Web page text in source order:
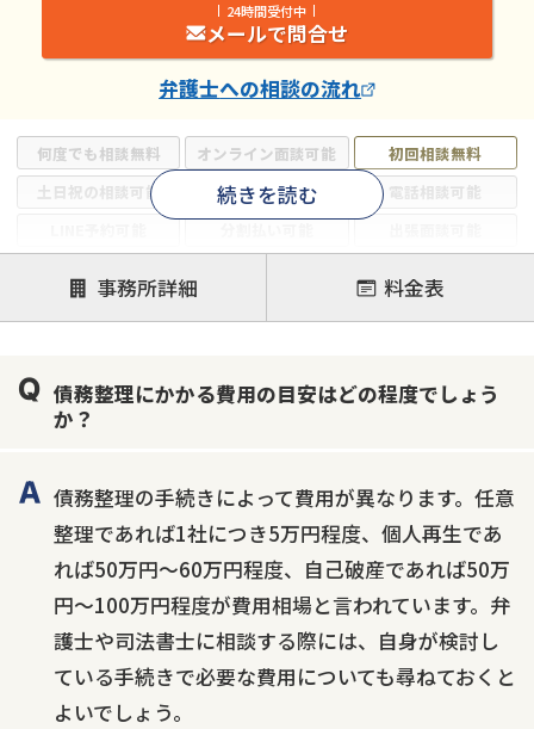
何度でも相談無料 オンライン面談可能
初回相談無料
土日祝の相談可能
19時以降電話可能
電話相談可能
個人再生
時効援用
過払い金返還請求
会社破産・法人破産
続きを読む
24時間受付中
メールで問合せ
弁護士への相談の流れ
事務所詳細 料金表
債務整理にかかる費用の目安はどの程度でしょう
か？
債務整理の手続きによって費用が異なります。任意
整理であれば1社につき5万円程度、個人再生であ
れば50万円〜60万円程度、自己破産であれば50万
円〜100万円程度が費用相場と言われています。弁
護士や司法書士に相談する際には、自身が検討し
ている手続きで必要な費用についても尋ねておくと
よいでしょう。